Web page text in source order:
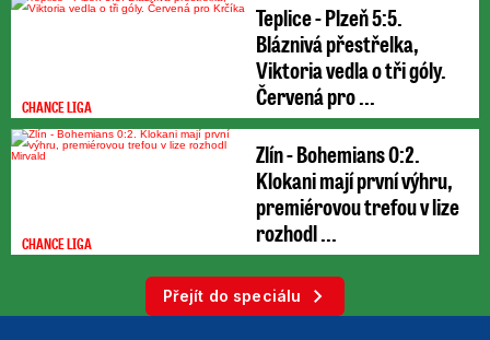
CHANCE LIGA
Teplice - Plzeň 5:5.
Bláznivá přestřelka,
Viktoria vedla o tři góly.
Červená pro ...
CHANCE LIGA
Zlín - Bohemians 0:2.
Klokani mají první výhru,
premiérovou trefou v lize
rozhodl ...
Přejít do speciálu